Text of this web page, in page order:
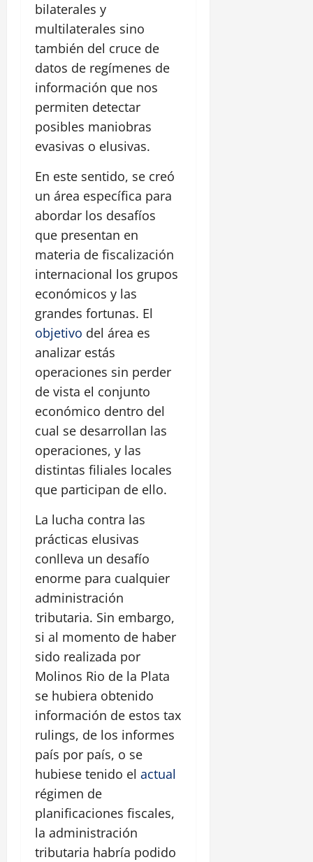
bilaterales y
multilaterales sino
también del cruce de
datos de regímenes de
información que nos
permiten detectar
posibles maniobras
evasivas o elusivas.
En este sentido, se creó
un área específica para
abordar los desafíos
que presentan en
materia de fiscalización
internacional los grupos
económicos y las
grandes fortunas. El
objetivo del área es
analizar estás
operaciones sin perder
de vista el conjunto
económico dentro del
cual se desarrollan las
operaciones, y las
distintas filiales locales
que participan de ello.
La lucha contra las
prácticas elusivas
conlleva un desafío
enorme para cualquier
administración
tributaria. Sin embargo,
si al momento de haber
sido realizada por
Molinos Rio de la Plata
se hubiera obtenido
información de estos tax
rulings, de los informes
país por país, o se
hubiese tenido el actual
régimen de
planificaciones fiscales,
la administración
tributaria habría podido